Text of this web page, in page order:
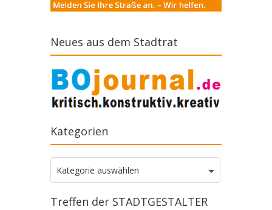
Neues aus dem Stadtrat
Kategorien
Kategorien
Kategorie auswählen
Treffen der STADTGESTALTER